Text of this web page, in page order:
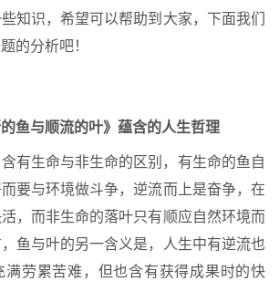
知识，希望可以帮助到大家，下面我们
的分析吧！
鱼与顺流的叶》蕴含的人生哲理
有生命与非生命的区别，有生命的鱼自
要与环境做斗争，逆流而上是奋争，在
，而非生命的落叶只有顺应自然环境而
鱼与叶的另一含义是，人生中有逆流也
满劳累苦难，但也含有获得成果时的快